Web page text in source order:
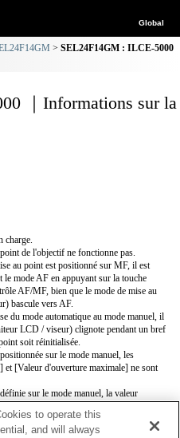
Global
SEL24F14GM : ILCE-5000
｜Informations sur la
charge.
de l'objectif ne fonctionne pas.
au point est positionné sur MF, il est
mode AF en appuyant sur la touche
AF/MF, bien que le mode de mise au
bascule vers AF.
du mode automatique au mode manuel, il
LCD / viseur) clignote pendant un bref
soit réinitialisée.
sur le mode manuel, les
[Valeur d'ouverture maximale] ne sont
sur le mode manuel, la valeur
automatique au mode manuel au cours
to operate this
and will always